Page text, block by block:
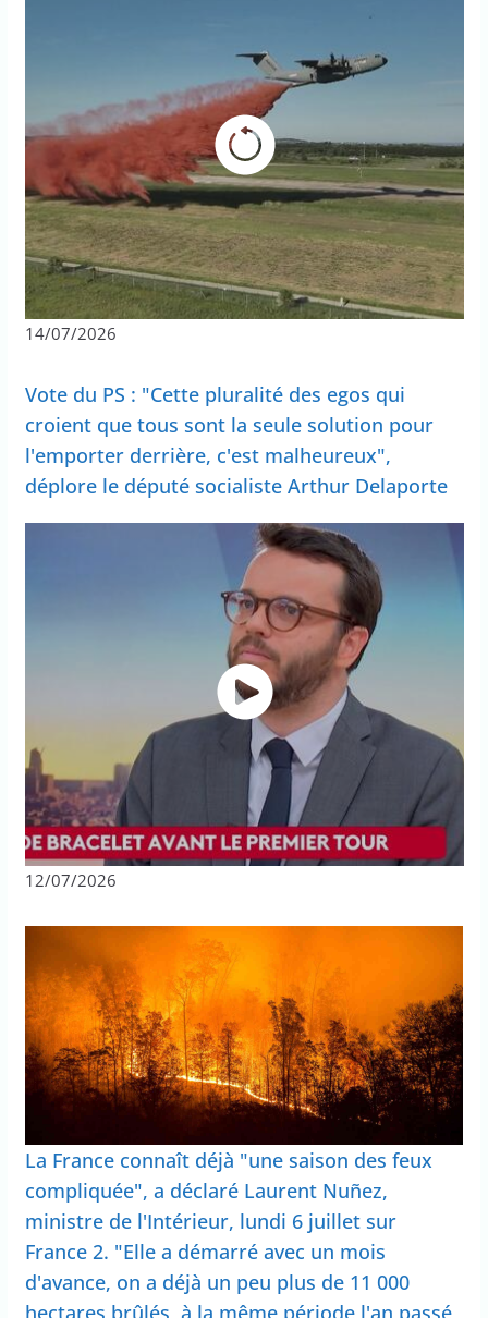
14/07/2026
Vote du PS : "Cette pluralité des egos qui
croient que tous sont la seule solution pour
l'emporter derrière, c'est malheureux",
déplore le député socialiste Arthur Delaporte
12/07/2026
La France connaît déjà "une saison des feux
compliquée", a déclaré Laurent Nuñez,
ministre de l'Intérieur, lundi 6 juillet sur
France 2. "Elle a démarré avec un mois
d'avance, on a déjà un peu plus de 11 000
hectares brûlés, à la même période l'an passé